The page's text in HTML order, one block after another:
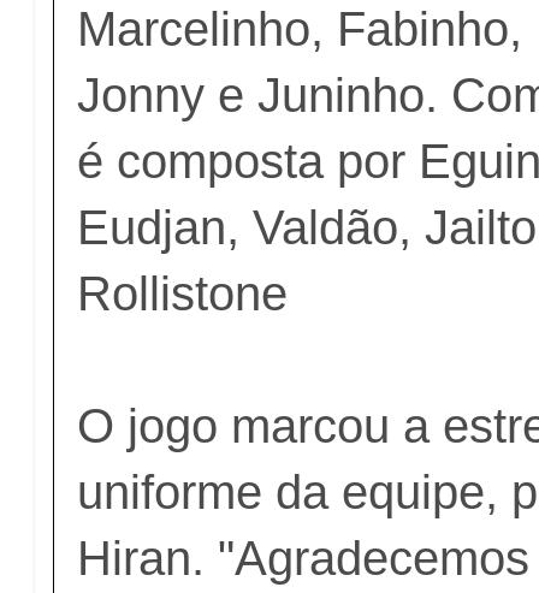
Marcelinho,
Jonny e Juninho.
é composta por
Eudjan, Valdão,
Rollistone
O jogo marcou a
uniforme da equipe,
Hiran.